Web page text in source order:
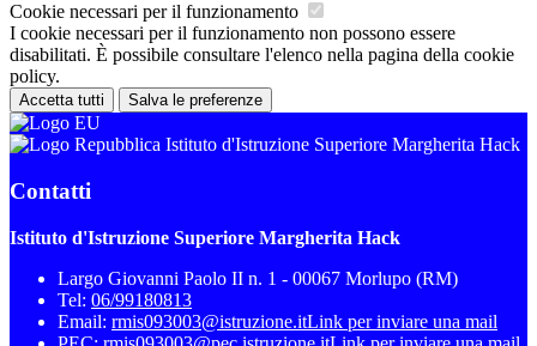
Cookie necessari per il funzionamento
I cookie necessari per il funzionamento non possono essere
disabilitati. È possibile consultare l'elenco nella pagina della cookie
policy.
Accetta tutti Salva le preferenze
Istituto d'Istruzione Superiore Margherita Hack
Contatti
Istituto d'Istruzione Superiore Margherita Hack
Largo Giovanni Paolo II n. 1 - 00067 Morlupo (RM)
Tel: 06/99180813
Email: rmis093003@istruzione.itLink per inviare una mail